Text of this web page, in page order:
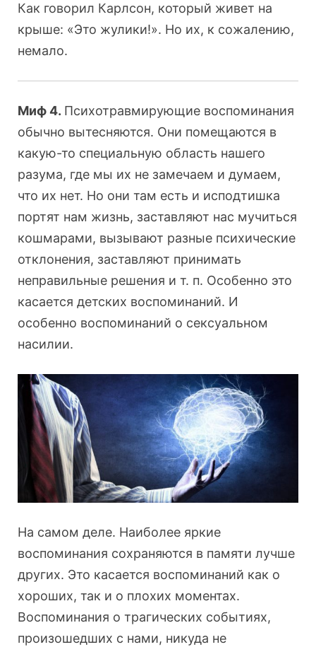
Как говорил Карлсон, который живет на
крыше: «Это жулики!». Но их, к сожалению,
немало.
Миф 4. Психотравмирующие воспоминания
обычно вытесняются. Они помещаются в
какую-то специальную область нашего
разума, где мы их не замечаем и думаем,
что их нет. Но они там есть и исподтишка
портят нам жизнь, заставляют нас мучиться
кошмарами, вызывают разные психические
отклонения, заставляют принимать
неправильные решения и т. п. Особенно это
касается детских воспоминаний. И
особенно воспоминаний о сексуальном
насилии.
На самом деле. Наиболее яркие
воспоминания сохраняются в памяти лучше
других. Это касается воспоминаний как о
хороших, так и о плохих моментах.
Воспоминания о трагических событиях,
произошедших с нами, никуда не